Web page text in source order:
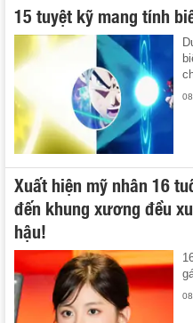
15 tuyệt kỹ mang tính
Xuất hiện mỹ nhân 16
đến khung xương đều
hậu!